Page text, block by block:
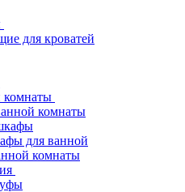
для кроватей
комнаты
комнаты
для ванной
комнаты